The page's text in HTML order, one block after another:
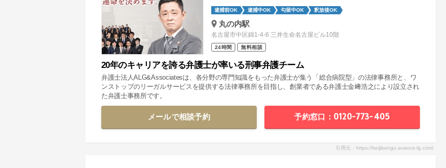
逮捕前OK 逮捕中OK 勾留中OK 釈放後OK
丸の内駅
名古屋市中区錦1-4-6 三井生命名古屋ビル10階
24時間 無料相談
20年のキャリアを誇る弁護士が率いる刑事弁護チーム
弁護士法人ALG&Associatesは、各分野の専門知識をもった弁護士が集う「総合病院型」の法律事務所と、ワ
ンストップのリーガルサービスを提供する法律事務所を目指し、創業者である弁護士金﨑浩之により設立され
た弁護士事務所です。
メールで相談予約 予約窓口：0120-773-405
引用元：https://keijibengo.avance-lg.com/